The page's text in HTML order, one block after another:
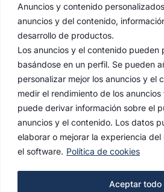
Anuncios y contenido
anuncios y del contenido,
desarrollo de productos.
Los anuncios y el contenido pueden
basándose en un perfil. Se pueden
personalizar mejor los anuncios y el
medir el rendimiento de los
puede derivar información sobre el
anuncios y el contenido. Los datos
elaborar o mejorar la experiencia del
el software. Política de cookies
Aceptar todo
AVISO LEGAL